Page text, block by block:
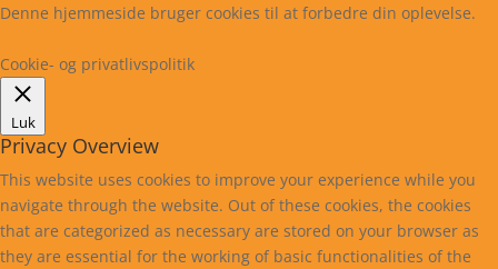
Denne hjemmeside bruger cookies til at forbedre din oplevelse.
Cookie- og privatlivspolitik
Luk
Privacy Overview
This website uses cookies to improve your experience while you
navigate through the website. Out of these cookies, the cookies
that are categorized as necessary are stored on your browser as
they are essential for the working of basic functionalities of the